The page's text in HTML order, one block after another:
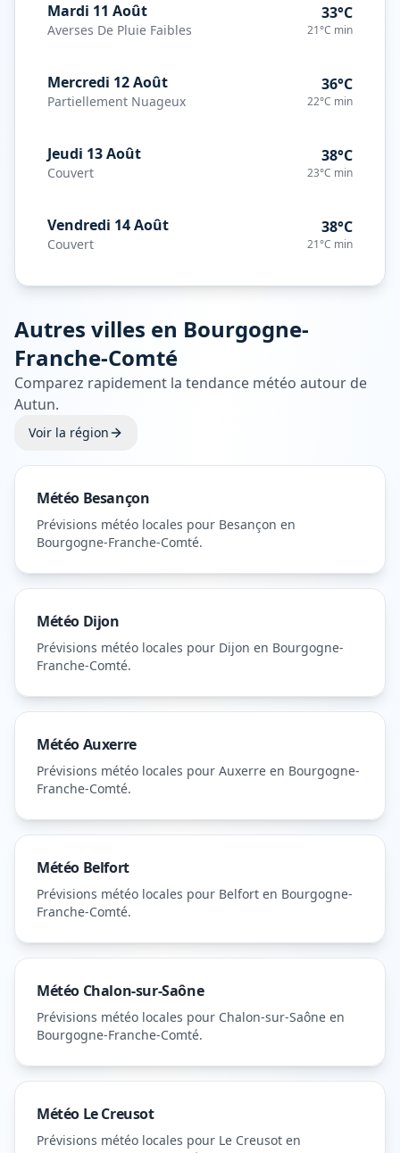
Mardi 11 Août
Averses De Pluie Faibles
33°C
21°C min
Mercredi 12 Août
Partiellement Nuageux
36°C
22°C min
Jeudi 13 Août
Couvert
38°C
23°C min
Vendredi 14 Août
Couvert
38°C
21°C min
Autres villes en Bourgogne-
Franche-Comté
Comparez rapidement la tendance météo autour de
Autun.
Voir la région
Météo Besançon
Prévisions météo locales pour Besançon en
Bourgogne-Franche-Comté.
Météo Dijon
Prévisions météo locales pour Dijon en Bourgogne-
Franche-Comté.
MétéoAuxerre
Prévisions météo locales pour Auxerre en Bourgogne-
Franche-Comté.
Météo Belfort
Prévisions météo locales pour Belfort en Bourgogne-
Franche-Comté.
Météo Chalon-sur-Saône
Prévisions météo locales pour Chalon-sur-Saône en
Bourgogne-Franche-Comté.
Météo Le Creusot
Prévisions météo locales pour Le Creusot en